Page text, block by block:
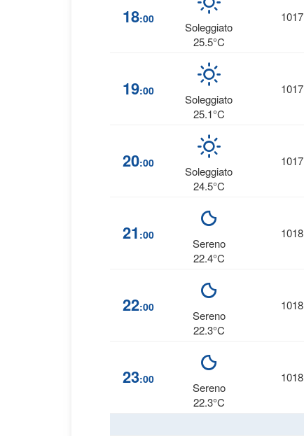
18:00
Soleggiato
25.5°C
1017
19:00
Soleggiato
25.1°C
1017
20:00
Soleggiato
24.5°C
1017
21 :00
Sereno
22.4°C
1018
22:00
Sereno
22.3°C
1018
23:00
Sereno
22.3°C
1018